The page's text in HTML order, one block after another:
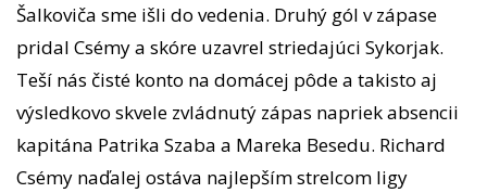
Šalkoviča sme išli do vedenia. Druhý gól v zápase
pridal Csémy a skóre uzavrel striedajúci Sykorjak.
Teší nás čisté konto na domácej pôde a takisto aj
výsledkovo skvele zvládnutý zápas napriek absencii
kapitána Patrika Szaba a Mareka Besedu. Richard
Csémy naďalej ostáva najlepším strelcom ligy